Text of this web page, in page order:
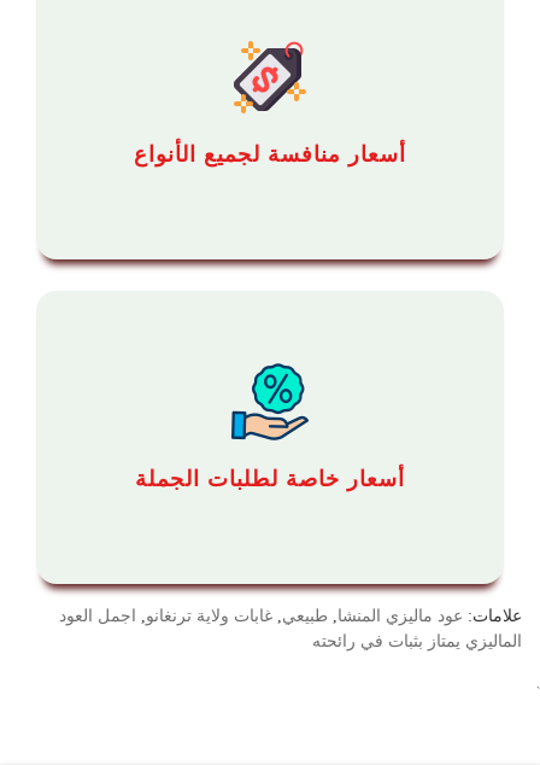
أسعار منافسة لجميع الأنواع
أسعار خاصة لطلبات الجملة
علامات: عود ماليزي المنشا طبيعي غابات ولاية ترنغانو
اجمل العود
الماليزي يمتاز بثبات في رائحته
`